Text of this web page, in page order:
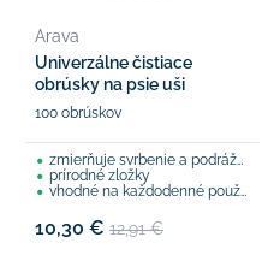
Arava
Univerzálne čistiace
obrúsky na psie uši
100 obrúskov
zmierňuje svrbenie a podráždenie
prírodné zložky
vhodné na každodenné použitie
10,30 € 12,91 €